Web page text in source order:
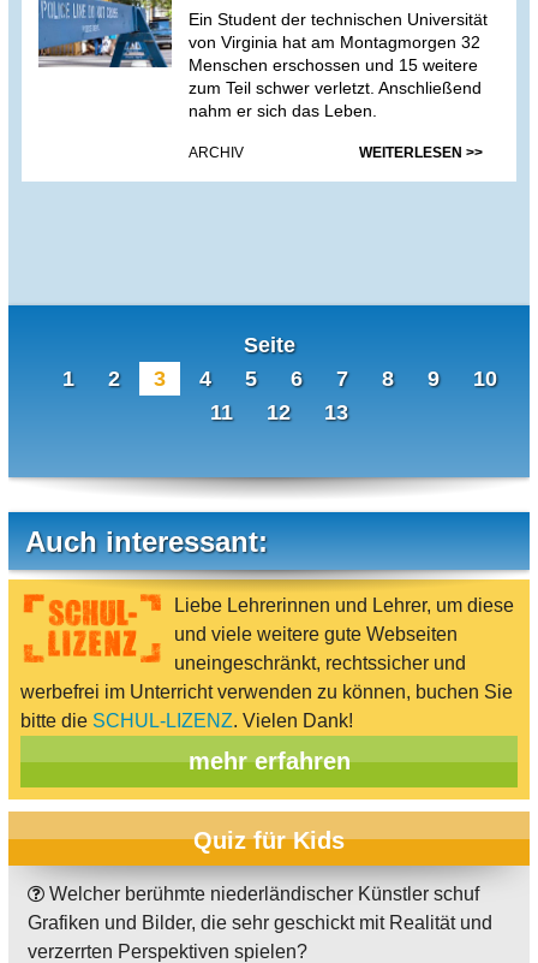
Ein Student der technischen Universität
von Virginia hat am Montagmorgen 32
Menschen erschossen und 15 weitere
zum Teil schwer verletzt. Anschließend
nahm er sich das Leben.
ARCHIV WEITERLESEN >>
Seite
1
2 3 4 5 6 7 8 9
10
11
12 13
Auch interessant:
Liebe Lehrerinnen und Lehrer, um diese
und viele weitere gute Webseiten
uneingeschränkt, rechtssicher und
werbefrei im Unterricht verwenden zu können, buchen Sie
bitte die SCHUL-LIZENZ. Vielen Dank!
mehr erfahren
Quiz für Kids
Welcher berühmte niederländischer Künstler schuf
Grafiken und Bilder, die sehr geschickt mit Realität und
verzerrten Perspektiven spielen?